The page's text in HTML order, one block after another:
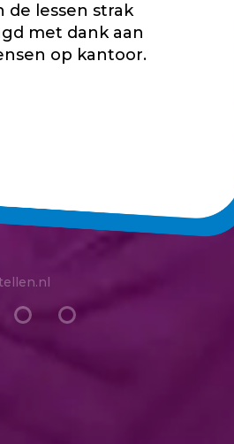
lessen strak
met dank aan
op kantoor.